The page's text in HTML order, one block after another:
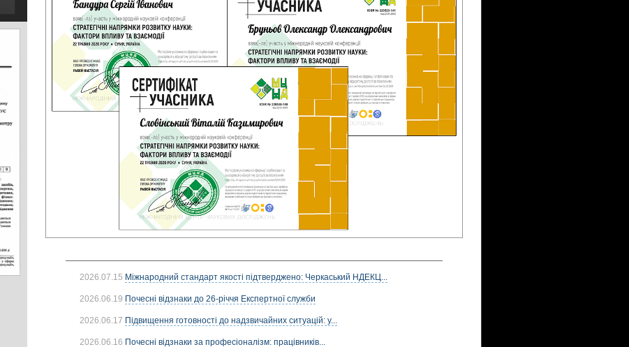
2026.07.15 Міжнародний стандарт якості підтверджено: Черкаський НДЕКЦ...
2026.06.19 Почесні відзнаки до 26-річчя Експертної служби
2026.06.17 Підвищення готовності до надзвичайних ситуацій: у...
2026.06.16 Почесні відзнаки за професіоналізм: працівників...